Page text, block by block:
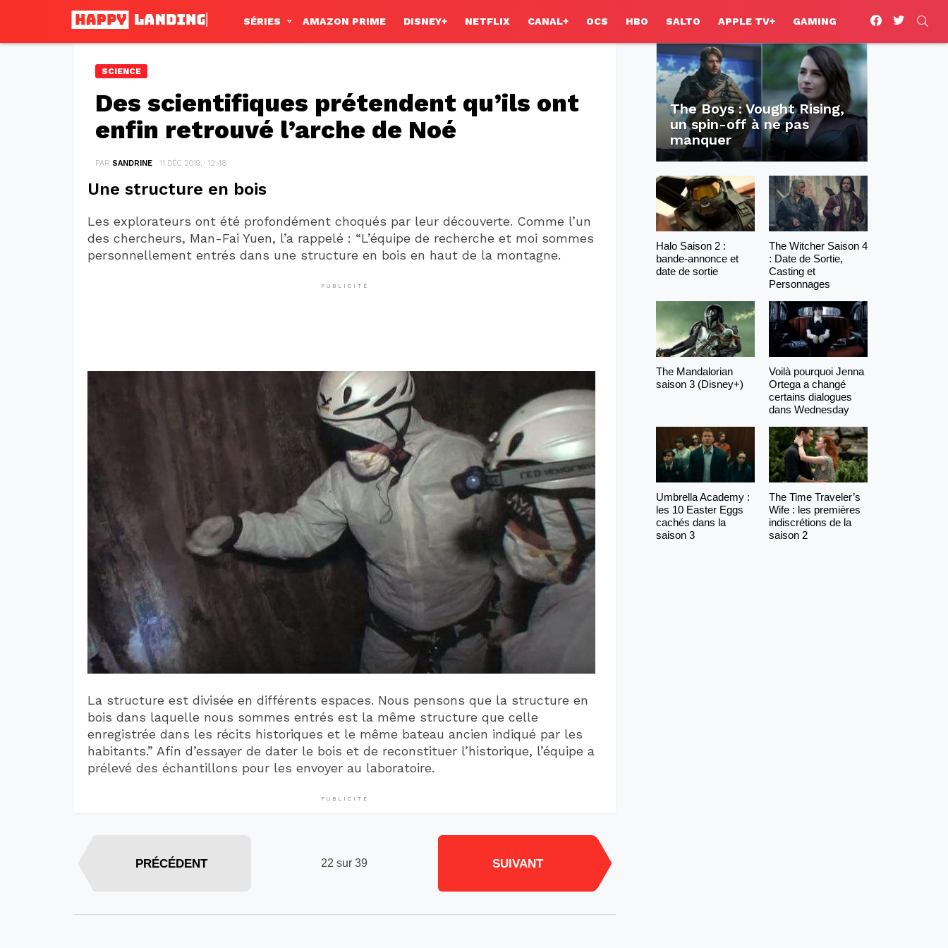
SÉRIES AMAZON PRIME DISNEY+ NETFLIX CANAL+ OCS HBO SALTO APPLE TV+ GAMING
facebooktwitter
SCIENCE
Des scientifiques prétendent qu’ils ont
enfin retrouvé l’arche de Noé
PAR SANDRINE 11 DÉC 2019, · 12:48
Une structure en bois
Les explorateurs ont été profondément choqués par leur découverte. Comme l’un
des chercheurs, Man-Fai Yuen, l’a rappelé : “L’équipe de recherche et moi sommes
personnellement entrés dans une structure en bois en haut de la montagne.
PUBLICITÉ
La structure est divisée en différents espaces. Nous pensons que la structure en
bois dans laquelle nous sommes entrés est la même structure que celle
enregistrée dans les récits historiques et le même bateau ancien indiqué par les
habitants.” Afin d’essayer de dater le bois et de reconstituer l’historique, l’équipe a
prélevé des échantillons pour les envoyer au laboratoire.
PUBLICITÉ
22 sur 39
PRÉCÉDENT SUIVANT
The Boys : Vought Rising,
un spin-off à ne pas
manquer
Halo Saison 2 :
bande-annonce et
date de sortie
The Witcher Saison 4
: Date de Sortie,
Casting et
Personnages
The Mandalorian
saison 3 (Disney+)
Voilà pourquoi Jenna
Ortega a changé
certains dialogues
dans Wednesday
Umbrella Academy :
les 10 Easter Eggs
cachés dans la
saison 3
The Time Traveler’s
Wife : les premières
indiscrétions de la
saison 2